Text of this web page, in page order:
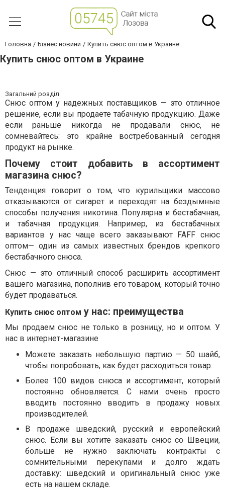
Головна Бізнес новини Купить снюс оптом в Украине
Купить снюс оптом в Украине
Загальний розділ
Снюс оптом у надежных поставщиков — это отличное
решение, если вы продаете табачную продукцию. Даже
если раньше никогда не продавали снюс, не
сомневайтесь: это крайне востребованный сегодня
продукт на рынке.
Почему стоит добавить в ассортимент
магазина снюс?
Тенденция говорит о том, что курильщики массово
отказываются от сигарет и переходят на бездымные
способы получения никотина. Популярна и бестабачная,
и табачная продукция. Например, из бестабачных
вариантов у нас чаще всего заказывают FAFF снюс
оптом— один из самых известных брендов крепкого
бестабачного снюса.
Снюс — это отличный способ расширить ассортимент
вашего магазина, пополнив его товаром, который точно
будет продаваться.
Купить снюс оптом у нас: преимущества
Мы продаем снюс не только в розницу, но и оптом. У
нас в интернет-магазине
Можете заказать небольшую партию — 50 шайб,
чтобы попробовать, как будет расходиться товар.
Более 100 видов снюса и ассортимент, который
постоянно обновляется. С нами очень просто
вводить постоянно вводить в продажу новых
производителей.
В продаже шведский, русский и европейский
снюс. Если вы хотите заказать снюс со Швеции,
больше не нужно заключать контракты с
сомнительными перекупами и долго ждать
доставку: шведский и оригинальный снюс уже
есть на нашем складе.